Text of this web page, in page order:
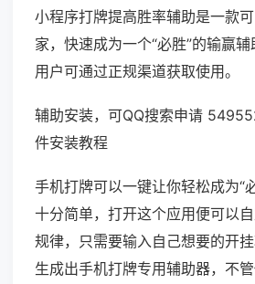
小程序打牌提高胜率辅助是一款
家，快速成为一个“必胜”的输赢
用户可通过正规渠道获取使用。
辅助安装，可QQ搜索申请
件安装教程
手机打牌可以一键让你轻松成为“
十分简单，打开这个应用便可以
规律，只需要输入自己想要的开
生成出手机打牌专用辅助器，不